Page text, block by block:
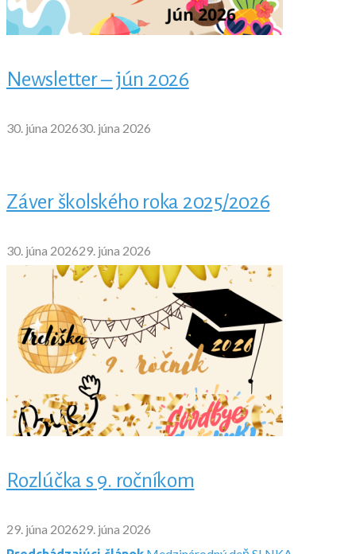
Newsletter – jún 2026
30. júna 202630. júna 2026
Záver školského roka 2025/2026
30. júna 202629. júna 2026
Rozlúčka s 9. ročníkom
29. júna 202629. júna 2026